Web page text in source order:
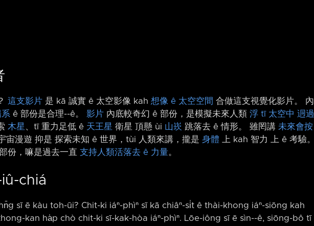
這支影片 是 kā 誠實 ê 太空影像 kah 想像 ê 太空空間 合做這支視覺化影片。 內
系 ê 部份是合理-⁠-ê。 影片 內底較奇幻 ê 部份，是模擬未來人類 浮 tī 太空中 迵過
木星 、tī 重力足低 ê 天王星 衛星 頂懸 ùi 山崁 跳落去 ê 情形。 雖罔講 未來會按
宙漫遊 抑是 探索未知 ê 世界，tùi 人類來講，攏是 身體 上 kah 智力 上 ê 考驗。
份，嘛是過去一直 支持人類活落去 ê 力量。
chiá
sī ē kàu toh-ūi? Chit-ki iáⁿ-phìⁿ sī kā chiâⁿ-si̍t ê thài-khong iáⁿ-siōng kah
kan ha̍p chò chit-ki sī-kak-hòa iáⁿ-phìⁿ. Lōe-iông sī ē sìn-⁠-ê, siōng-bô tī